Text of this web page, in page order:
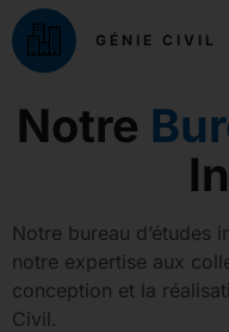
GÉNIE CIVIL
Notre
Notre bureau d’études
notre expertise aux
conception et la
Civil.